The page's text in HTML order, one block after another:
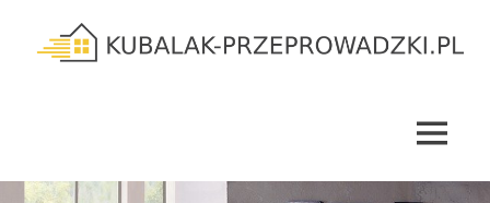
content
MENU